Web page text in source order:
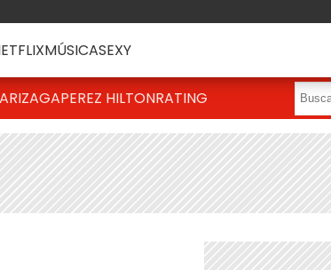
MÚSICASEXY
PEREZ HILTONRATING